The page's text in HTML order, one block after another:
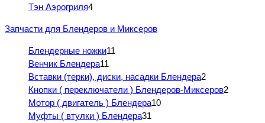
Тэн Аэрогриля4
Запчасти для Блендеров и Миксеров
Блендерные ножки11
Венчик Блендера11
Вставки (терки), диски, насадки Блендера2
Кнопки ( переключатели ) Блендеров-Миксеров2
Мотор ( двигатель ) Блендера10
Муфты ( втулки ) Блендера31